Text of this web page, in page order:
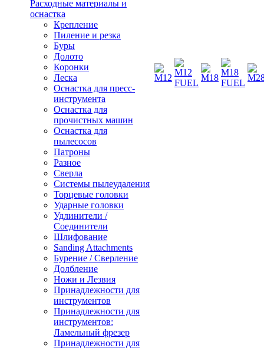
Расходные материалы и
оснастка
Крепление
Пиление и резка
Буры
Долото
Коронки
Леска
Оснастка для пресс-
инструмента
Оснастка для
прочистных машин
Оснастка для
пылесосов
Патроны
Разное
Сверла
Системы пылеудаления
Торцевые головки
Ударные головки
Удлинители /
Соединители
Шлифование
Sanding Attachments
Бурение / Сверление
Долбление
Ножи и Лезвия
Принадлежности для
инструментов
Принадлежности для
инструментов:
Ламельный фрезер
Принадлежности для